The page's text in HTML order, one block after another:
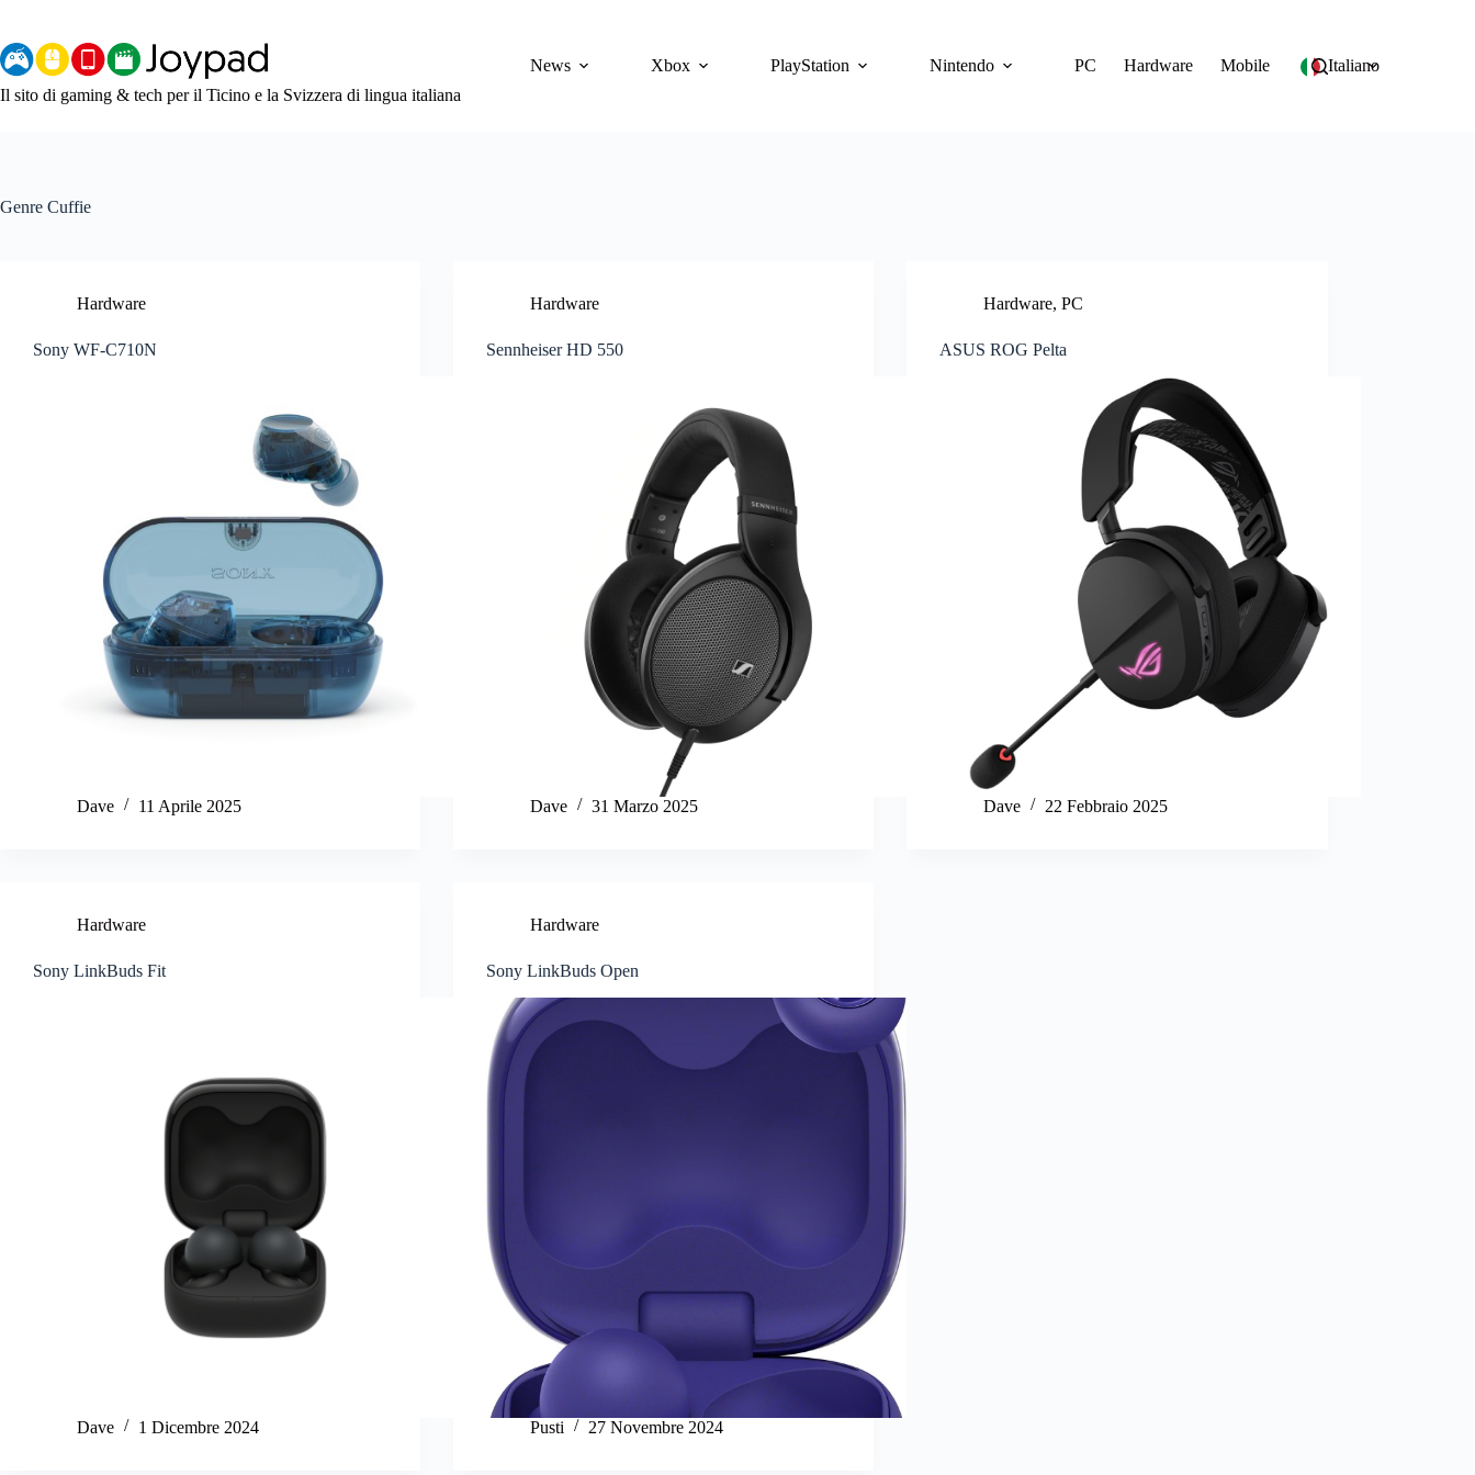
contenuto
Il sito di gaming & tech per il Ticino e la Svizzera di lingua italiana
News Xbox PlayStation Nintendo PC Hardware Mobile Italiano
Genre Cuffie
Hardware
Sony WF-C710N
Dave 11 Aprile 2025
Hardware
Sennheiser HD 550
Dave 31 Marzo 2025
Hardware,PC
ASUS ROG Pelta
Dave 22 Febbraio 2025
Hardware
Sony LinkBuds Fit
Dave 1 Dicembre 2024
Hardware
Sony LinkBuds Open
Pusti 27 Novembre 2024